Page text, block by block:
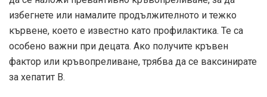
избегнете или намалите продължителното и тежко
кървене, което е известно като профилактика. Те са
особено важни при децата. Ако получите кръвен
фактор или кръвопреливане, трябва да се ваксинирате
за хепатит В.